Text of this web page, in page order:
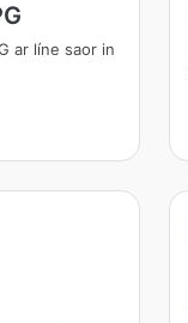
ar líne saor in